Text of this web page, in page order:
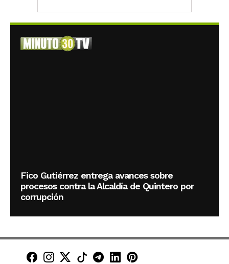
Fico Gutiérrez entrega avances sobre
procesos contra la Alcaldía de Quintero por
corrupción
Minuto30 en Facebook
Minuto30 en Instagram
Minuto30 en X (Twitter)
Minuto30 en TikTok
Canal de Minuto30 en
Minuto30 en LinkedIn
Minuto30 en